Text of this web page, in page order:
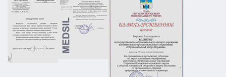
АТЗ Паспорт АТЗ Паспорт безопасности
Постановление Правительства №258
01.03.2026 ПОДРОБНЕЕ
ПЛДЧС для ООО "НС-Ойл"